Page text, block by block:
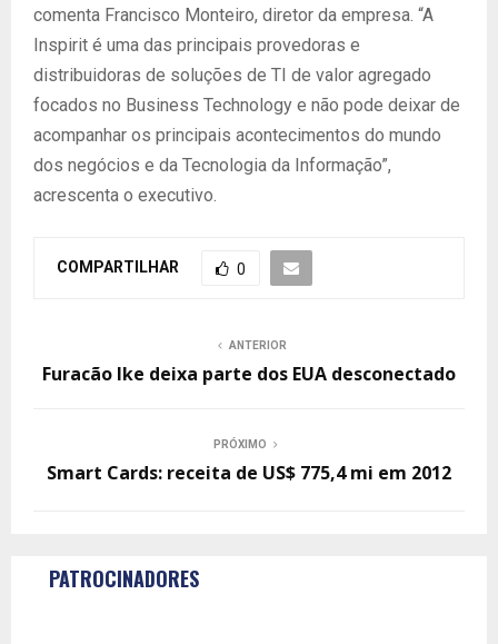
comenta Francisco Monteiro, diretor da empresa. “A
Inspirit é uma das principais provedoras e
distribuidoras de soluções de TI de valor agregado
focados no Business Technology e não pode deixar de
acompanhar os principais acontecimentos do mundo
dos negócios e da Tecnologia da Informação”,
acrescenta o executivo.
COMPARTILHAR 0
ANTERIOR
Furacão Ike deixa parte dos EUA desconectado
PRÓXIMO
Smart Cards: receita de US$ 775,4 mi em 2012
PATROCINADORES